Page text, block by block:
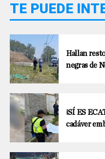
TE PUEDE
Hallan
negras de
¡SÍ ES
cadáver